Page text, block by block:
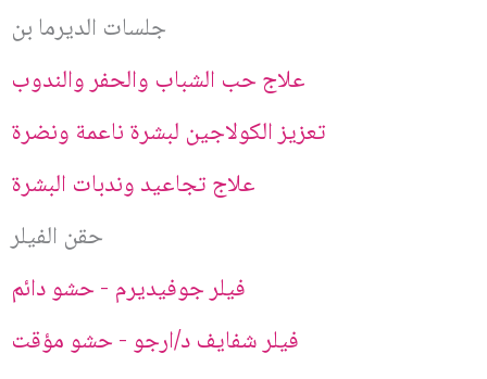
جلسات الديرما بن
علاج حب الشباب والحفر والندوب
تعزيز الكولاجين لبشرة ناعمة ونضرة
علاج تجاعيد وندبات البشرة
حقن الفيلر
فيلر جوفيديرم - حشو دائم
فيلر شفايف د/ارجو - حشو مؤقت